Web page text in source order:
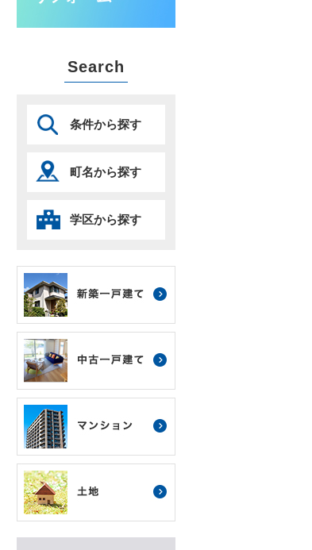
Search
条件から探す
町名から探す
学区から探す